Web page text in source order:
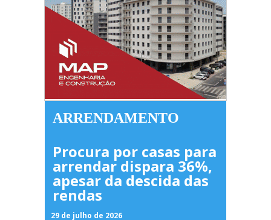
ARRENDAMENTO
Procura por casas para
arrendar dispara 36%,
apesar da descida das
rendas
29 de julho de 2026